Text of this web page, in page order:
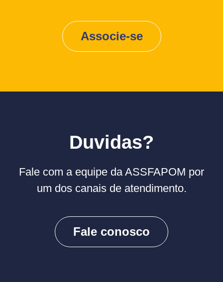
Associe-se
Duvidas?
Fale com a equipe da ASSFAPOM por
um dos canais de atendimento.
Fale conosco